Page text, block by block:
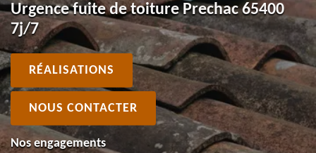
Urgence fuite de toiture Prechac 65400
7j/7
RÉALISATIONS
NOUS CONTACTER
Nos engagements